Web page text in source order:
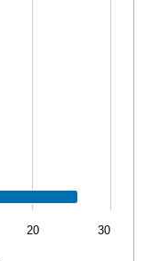
20 30